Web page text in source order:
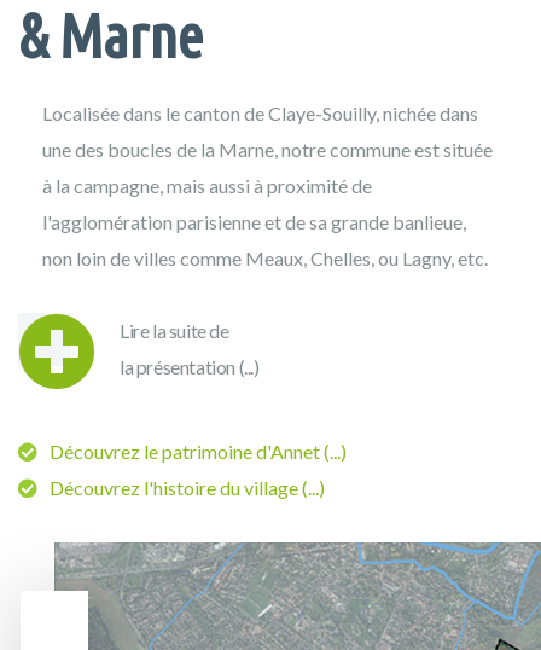
& Marne
Localisée dans le canton de Claye-Souilly, nichée dans
une des boucles de la Marne, notre commune est située
à la campagne, mais aussi à proximité de
l'agglomération parisienne et de sa grande banlieue,
non loin de villes comme Meaux, Chelles, ou Lagny, etc.
Lire la suite de
la présentation (...)
Découvrez le patrimoine d'Annet (...)
Découvrez l'histoire du village (...)